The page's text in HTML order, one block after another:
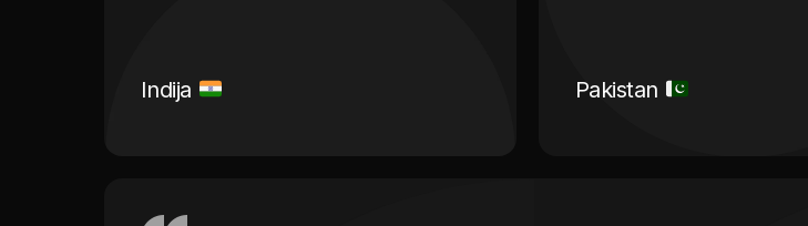
Indija
Saznaj više Pakistan
Saznaj više